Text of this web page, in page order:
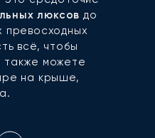
люксов до
превосходных
всё, чтобы
также можете
на крыше,